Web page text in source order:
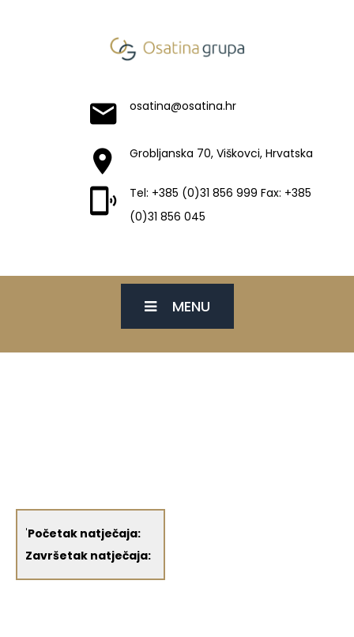
osatina@osatina.hr
Grobljanska 70, Viškovci, Hrvatska
Tel: +385 (0)31 856 999 Fax: +385
(0)31 856 045
MENU
'Početak natječaja:
Završetak natječaja: